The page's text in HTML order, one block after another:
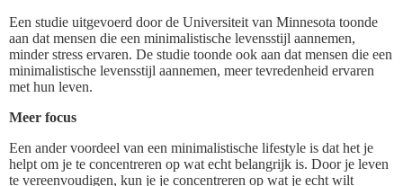
Een studie uitgevoerd door de Universiteit van Minnesota toonde
aan dat mensen die een minimalistische levensstijl aannemen,
minder stress ervaren. De studie toonde ook aan dat mensen die een
minimalistische levensstijl aannemen, meer tevredenheid ervaren
met hun leven.
Meer focus
Een ander voordeel van een minimalistische lifestyle is dat het je
helpt om je te concentreren op wat echt belangrijk is. Door je leven
te vereenvoudigen, kun je je concentreren op wat je echt wilt